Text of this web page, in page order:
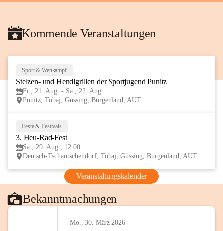
Kommende Veranstaltungen
Sport & Wettkampf
Stelzen- und Hendlgrillen der Sportjugend Punitz
Fr., 21. Aug. - Sa., 22. Aug.
Punitz, Tobaj, Güssing, Burgenland, AUT
Feste & Festivals
3. Heu-Rad-Fest
Sa., 29. Aug., 12:00
Deutsch-Tschantschendorf, Tobaj, Güssing, Burgenland, AUT
Veranstaltungskalender
Bekanntmachungen
Mo., 30. März 2026